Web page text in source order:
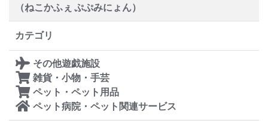
（ねこかふぇ ぷぷみにょん）
カテゴリ
その他遊戯施設
雑貨・小物・手芸
ペット・ペット用品
ペット病院・ペット関連サービス